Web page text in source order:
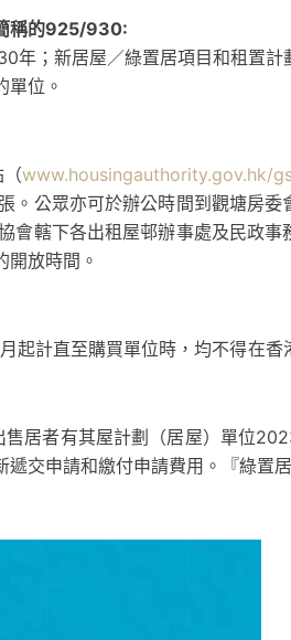
稱的925/930:
年；新居屋／綠置居項目和租置計
位。
www.housingauthority.gov.hk/
。公眾亦可於辦公時間到觀塘房委
會轄下各出租屋邨辦事處及民政事
放時間。
起計直至購買單位時，均不得在香
居者有其屋計劃（居屋）單位
交申請和繳付申請費用。『綠置